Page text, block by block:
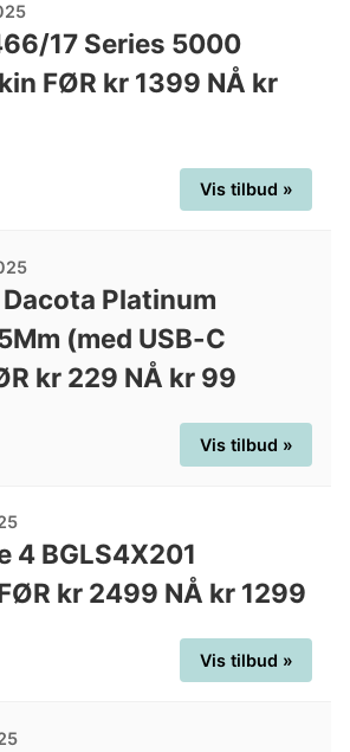
17 Series 5000
FØR kr 1399 NÅ kr
Vis tilbud »
Platinum
(med USB-C
kr 229 NÅ kr 99
Vis tilbud »
4 BGLS4X201
kr 2499 NÅ kr 1299
Vis tilbud »